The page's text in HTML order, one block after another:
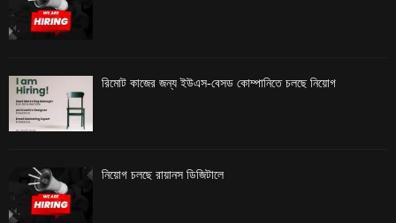
রিমোট কাজের জন্য ইউএস-বেসড কোম্পানিতে চলছে নিয়োগ
নিয়োগ চলছে রায়ানস ডিজিটালে